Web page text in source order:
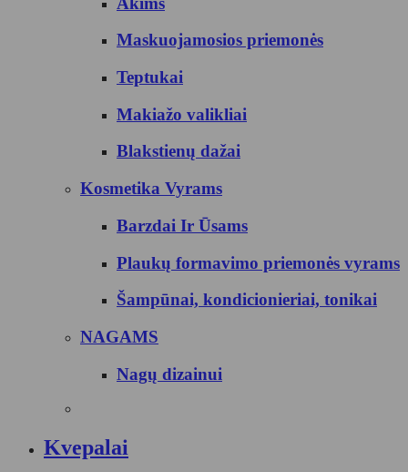
Maskuojamosios priemonės
Teptukai
Makiažo valikliai
Blakstienų dažai
Kosmetika Vyrams
Barzdai Ir Ūsams
Plaukų formavimo priemonės vyrams
Šampūnai, kondicionieriai, tonikai
NAGAMS
Nagų dizainui
Kvepalai